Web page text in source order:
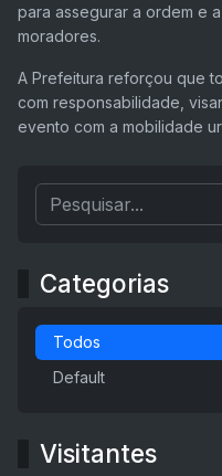
para assegurar a ordem e
moradores.
A Prefeitura reforçou que
com responsabilidade,
evento com a mobilidade
Categorias
Todos
Default
Visitantes